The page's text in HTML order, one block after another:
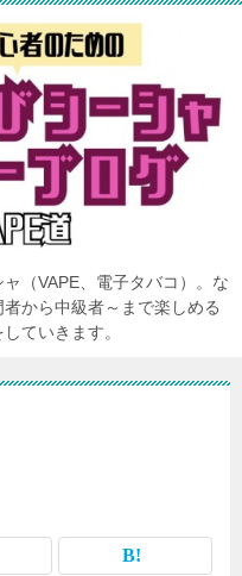
（VAPE、電子タバコ）。な
から中級者～まで楽しめる
ていきます。